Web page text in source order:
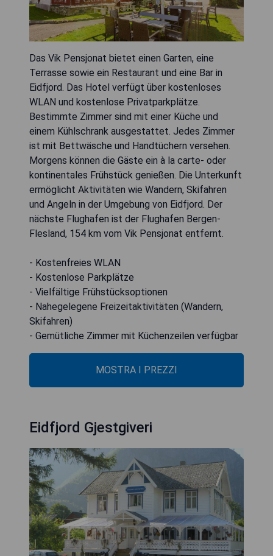
Das Vik Pensjonat bietet einen Garten, eine
Terrasse sowie ein Restaurant und eine Bar in
Eidfjord. Das Hotel verfügt über kostenloses
WLAN und kostenlose Privatparkplätze.
Bestimmte Zimmer sind mit einer Küche und
einem Kühlschrank ausgestattet. Jedes Zimmer
ist mit Bettwäsche und Handtüchern versehen.
Morgens können die Gäste ein à la carte- oder
kontinentales Frühstück genießen. Die Unterkunft
ermöglicht Aktivitäten wie Wandern, Skifahren
und Angeln in der Umgebung von Eidfjord. Der
nächste Flughafen ist der Flughafen Bergen-
Flesland, 154 km vom Vik Pensjonat entfernt.
- Kostenfreies WLAN
- Kostenlose Parkplätze
- Vielfältige Frühstücksoptionen
- Nahegelegene Freizeitaktivitäten (Wandern,
Skifahren)
- Gemütliche Zimmer mit Küchenzeilen verfügbar
MOSTRA I PREZZI
Eidfjord Gjestgiveri